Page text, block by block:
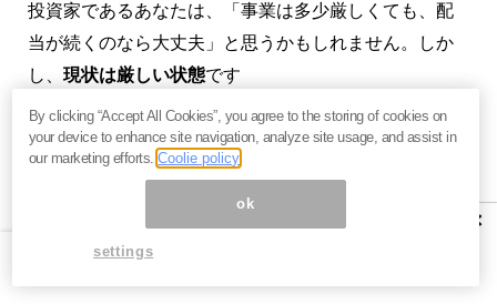
投資家であるあなたは、「事業は多少厳しくても、配
当が続くのなら大丈夫」と思うかもしれません。しか
し、 現状は厳しい状態です
×
By clicking “Accept All Cookies”, you agree to the storing of cookies on
your device to enhance site navigation, analyze site usage, and assist in
our marketing efforts.Coolie policy
ok
settings